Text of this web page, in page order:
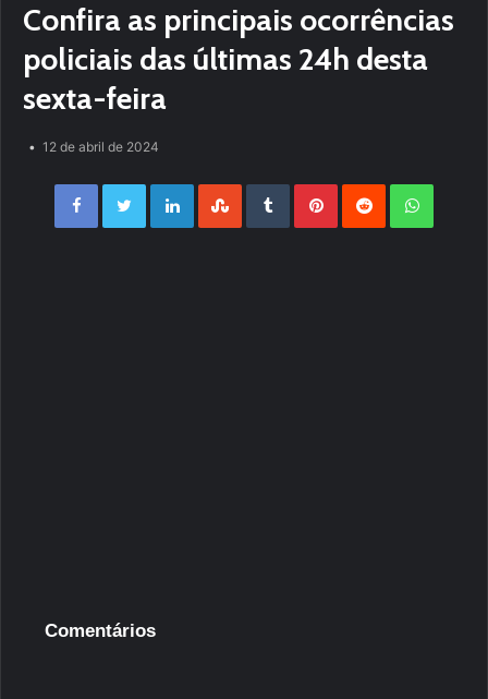
Confira as principais ocorrências
policiais das últimas 24h desta
sexta-feira
12 de abril de 2024
Facebook Twitter LinkedIn StumbleUpon Tumblr Pinterest Reddit
Comentários